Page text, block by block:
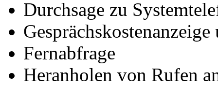
Durchsage zu
Fernabfrage
Heranholen von Rufen